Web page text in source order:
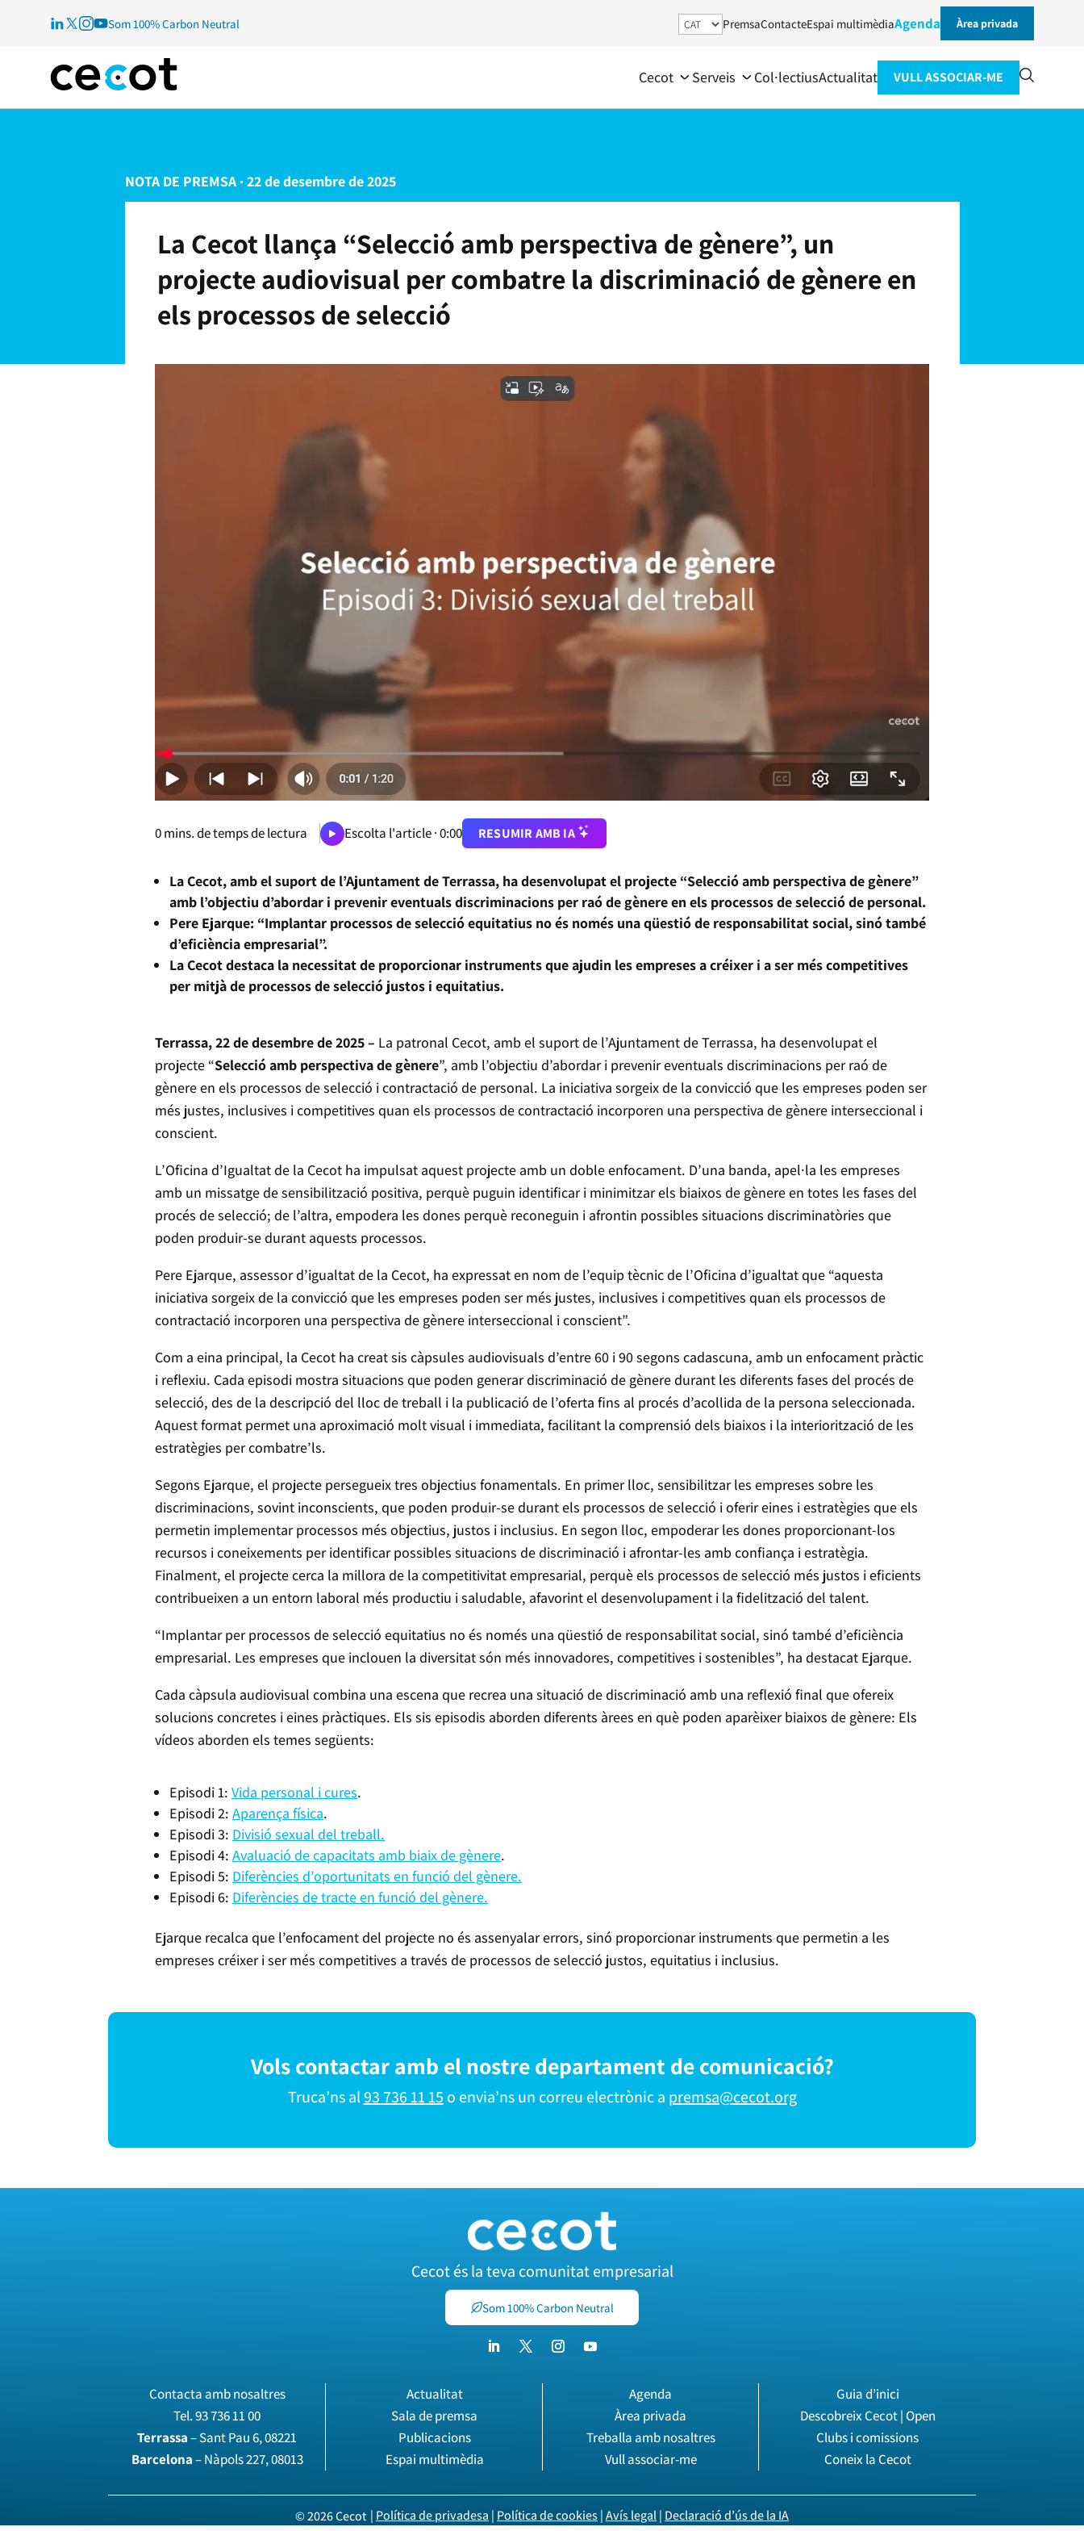
Som 100% Carbon Neutral PremsaContacteEspai multimèdiaAgenda Àrea privada
Cecot Serveis Col·lectiusActualitat VULL ASSOCIAR-ME
NOTA DE PREMSA · 22 de desembre de 2025
La Cecot llança “Selecció amb perspectiva de gènere”, un
projecte audiovisual per combatre la discriminació de gènere en
els processos de selecció
0mins. de temps de lectura Escolta l'article ·0:00 RESUMIR AMB IA
La Cecot, amb el suport de l’Ajuntament de Terrassa, ha desenvolupat el projecte “Selecció amb perspectiva de gènere”
amb l’objectiu d’abordar i prevenir eventuals discriminacions per raó de gènere en els processos de selecció de personal.
Pere Ejarque: “Implantar processos de selecció equitatius no és només una qüestió de responsabilitat social, sinó també
d’eficiència empresarial”.
La Cecot destaca la necessitat de proporcionar instruments que ajudin les empreses a créixer i a ser més competitives
per mitjà de processos de selecció justos i equitatius.
Terrassa, 22 de desembre de 2025 – La patronal Cecot, amb el suport de l’Ajuntament de Terrassa, ha desenvolupat el
projecte “Selecció amb perspectiva de gènere”, amb l’objectiu d’abordar i prevenir eventuals discriminacions per raó de
gènere en els processos de selecció i contractació de personal. La iniciativa sorgeix de la convicció que les empreses poden ser
més justes, inclusives i competitives quan els processos de contractació incorporen una perspectiva de gènere interseccional i
conscient.
L’Oficina d’Igualtat de la Cecot ha impulsat aquest projecte amb un doble enfocament. D’una banda, apel·la les empreses
amb un missatge de sensibilització positiva, perquè puguin identificar i minimitzar els biaixos de gènere en totes les fases del
procés de selecció; de l’altra, empodera les dones perquè reconeguin i afrontin possibles situacions discriminatòries que
poden produir-se durant aquests processos.
Pere Ejarque, assessor d’igualtat de la Cecot, ha expressat en nom de l’equip tècnic de l’Oficina d’igualtat que “aquesta
iniciativa sorgeix de la convicció que les empreses poden ser més justes, inclusives i competitives quan els processos de
contractació incorporen una perspectiva de gènere interseccional i conscient”.
Com a eina principal, la Cecot ha creat sis càpsules audiovisuals d’entre 60 i 90 segons cadascuna, amb un enfocament pràctic
i reflexiu. Cada episodi mostra situacions que poden generar discriminació de gènere durant les diferents fases del procés de
selecció, des de la descripció del lloc de treball i la publicació de l’oferta fins al procés d’acollida de la persona seleccionada.
Aquest format permet una aproximació molt visual i immediata, facilitant la comprensió dels biaixos i la interiorització de les
estratègies per combatre’ls.
Segons Ejarque, el projecte persegueix tres objectius fonamentals. En primer lloc, sensibilitzar les empreses sobre les
discriminacions, sovint inconscients, que poden produir-se durant els processos de selecció i oferir eines i estratègies que els
permetin implementar processos més objectius, justos i inclusius. En segon lloc, empoderar les dones proporcionant-los
recursos i coneixements per identificar possibles situacions de discriminació i afrontar-les amb confiança i estratègia.
Finalment, el projecte cerca la millora de la competitivitat empresarial, perquè els processos de selecció més justos i eficients
contribueixen a un entorn laboral més productiu i saludable, afavorint el desenvolupament i la fidelització del talent.
“Implantar per processos de selecció equitatius no és només una qüestió de responsabilitat social, sinó també d’eficiència
empresarial. Les empreses que inclouen la diversitat són més innovadores, competitives i sostenibles”, ha destacat Ejarque.
Cada càpsula audiovisual combina una escena que recrea una situació de discriminació amb una reflexió final que ofereix
solucions concretes i eines pràctiques. Els sis episodis aborden diferents àrees en què poden aparèixer biaixos de gènere: Els
vídeos aborden els temes següents:
Episodi 1: Vida personal i cures.
Episodi 2: Aparença física.
Episodi 3: Divisió sexual del treball.
Episodi 4: Avaluació de capacitats amb biaix de gènere.
Episodi 5: Diferències d’oportunitats en funció del gènere.
Episodi 6: Diferències de tracte en funció del gènere.
Ejarque recalca que l’enfocament del projecte no és assenyalar errors, sinó proporcionar instruments que permetin a les
empreses créixer i ser més competitives a través de processos de selecció justos, equitatius i inclusius.
Vols contactar amb el nostre departament de comunicació?
Truca’ns al93 736 11 15 o envia’ns un correu electrònic a premsa@cecot.org
Cecot és la teva comunitat empresarial
Som 100% Carbon Neutral
Contacta amb nosaltres
Tel.93 736 11 00
Terrassa– Sant Pau 6, 08221
Barcelona– Nàpols 227, 08013
Actualitat
Sala de premsa
Publicacions
Espai multimèdia
Agenda
Àrea privada
Treballa amb nosaltres
Vull associar-me
Guia d’inici
Descobreix Cecot | Open
Clubs i comissions
Coneix la Cecot
© 2026 Cecot | Política de privadesa | Política de cookies|Avís legal| Declaració d’ús de la IA